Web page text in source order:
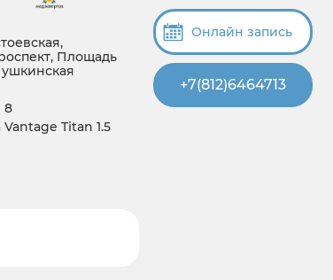
Площадь
8
Titan 1.5
Онлайн запись
+7(812)6464713